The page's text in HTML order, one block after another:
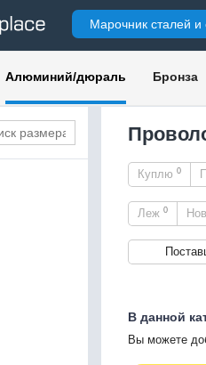
Марочник сталей и
Алюминий/дюраль Бронза
Куплю 0
Леж 0
В данной
Вы можете